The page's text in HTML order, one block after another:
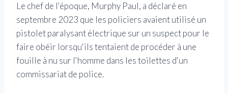
Le chef de l'époque, Murphy Paul, a déclaré en
septembre 2023 que les policiers avaient utilisé un
pistolet paralysant électrique sur un suspect pour le
faire obéir lorsqu'ils tentaient de procéder à une
fouille à nu sur l'homme dans les toilettes d'un
commissariat de police.